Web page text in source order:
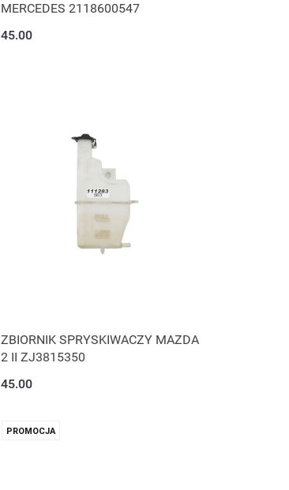
MERCEDES 2118600547
45.00
ZBIORNIK SPRYSKIWACZY MAZDA
2 II ZJ3815350
45.00
PROMOCJA